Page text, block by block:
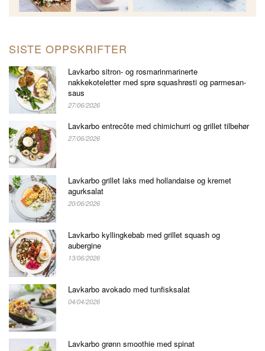
SISTE OPPSKRIFTER
Lavkarbo sitron- og rosmarinmarinerte
nakkekoteletter med sprø squashrøsti og parmesan-
saus
27/06/2026
Lavkarbo entrecôte med chimichurri og grillet tilbehør
27/06/2026
Lavkarbo grillet laks med hollandaise og kremet
agurksalat
20/06/2026
Lavkarbo kyllingkebab med grillet squash og
aubergine
13/06/2026
Lavkarbo avokado med tunfisksalat
04/04/2026
Lavkarbo grønn smoothie med spinat